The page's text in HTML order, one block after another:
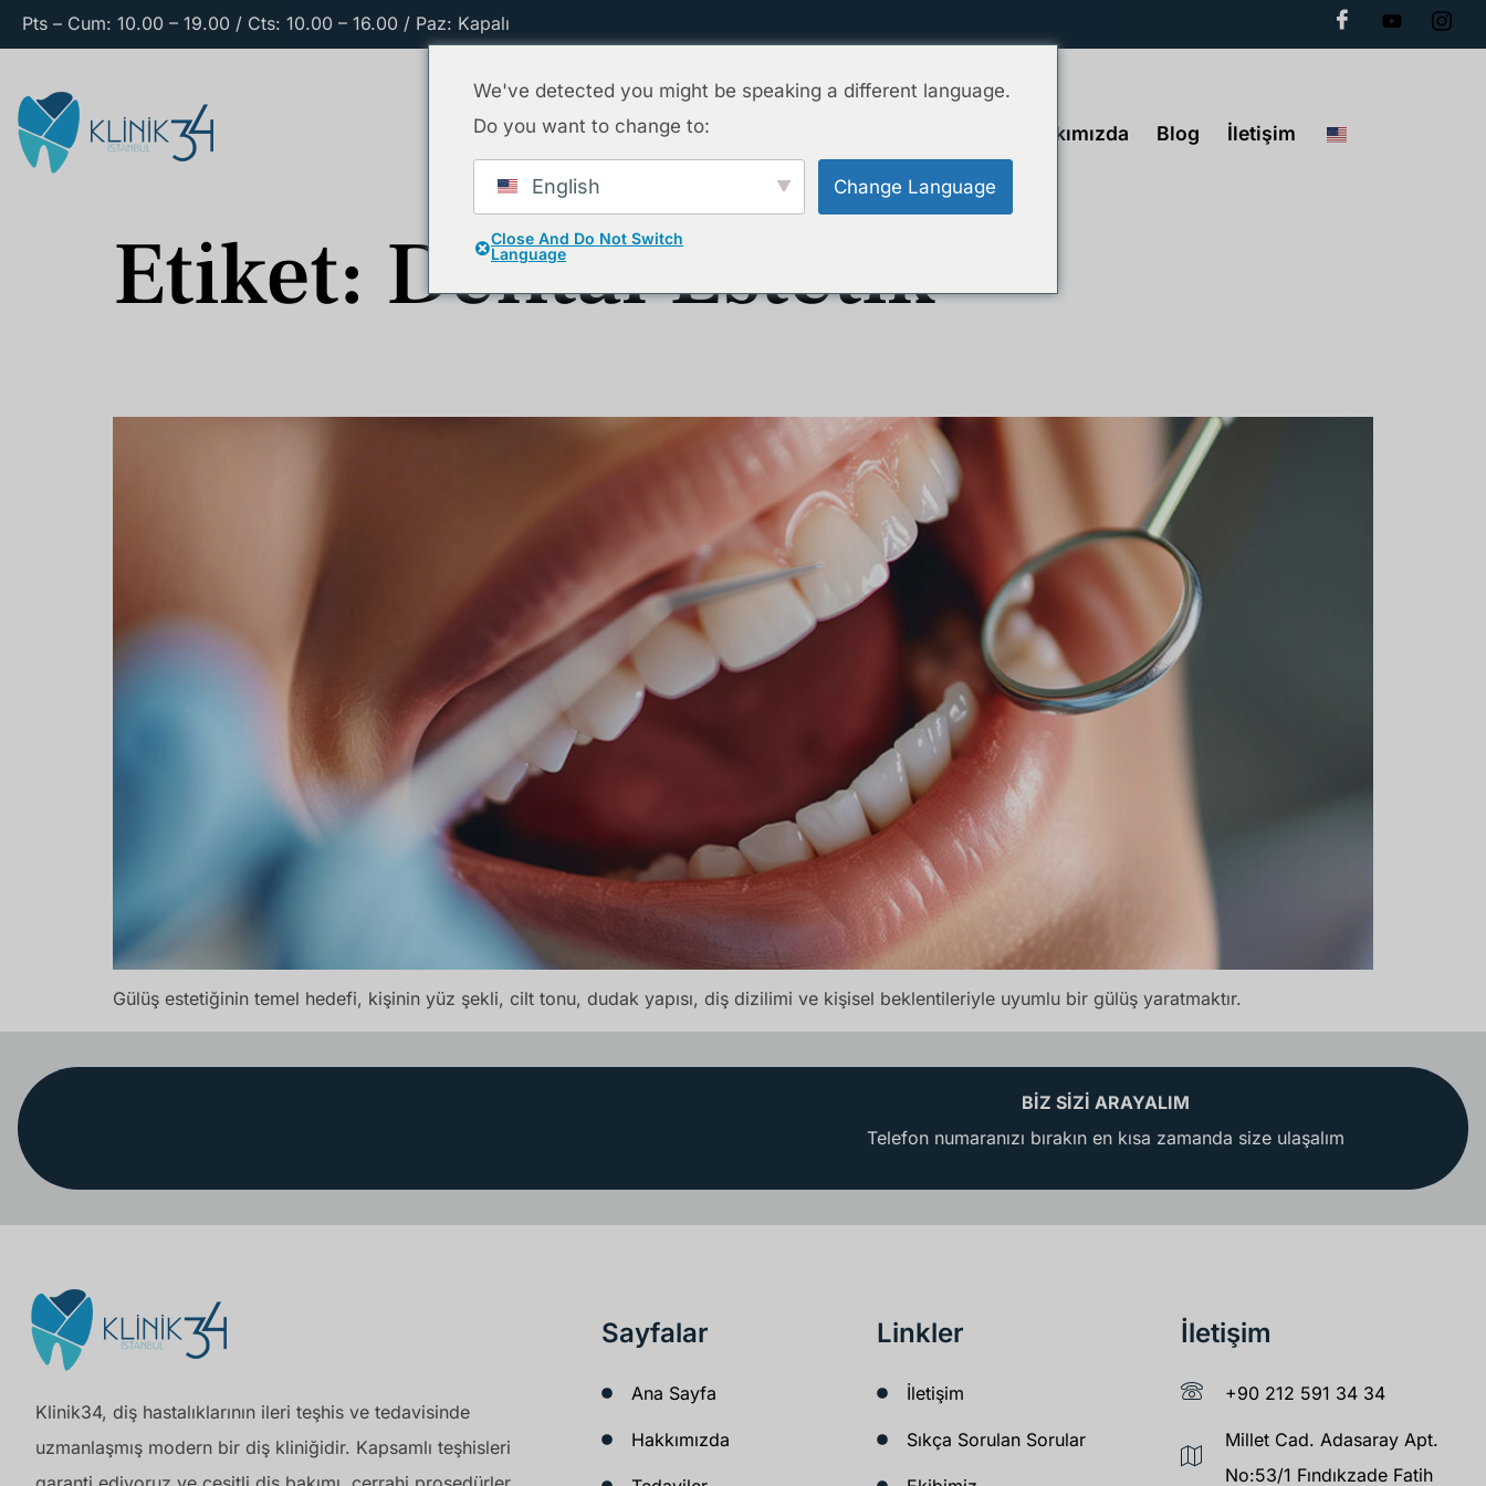
Pts – Cum: 10.00 – 19.00 / Cts: 10.00 – 16.00 / Paz: Kapalı
Ana Sayfa Hakkımızda Blog İletişim
Etiket: Dental Estetik
Gülüş estetiğinin temel hedefi, kişinin yüz şekli, cilt tonu, dudak yapısı, diş dizilimi ve kişisel beklentileriyle uyumlu bir gülüş yaratmaktır.
BİZ SİZİ ARAYALIM
Telefon numaranızı bırakın en kısa zamanda size ulaşalım
Klinik34, diş hastalıklarının ileri teşhis ve tedavisinde
uzmanlaşmış modern bir diş kliniğidir. Kapsamlı teşhisleri
Sayfalar
Ana Sayfa
Hakkımızda
Linkler
İletişim
Sıkça Sorulan Sorular
İletişim
+90 212 591 34 34
Millet Cad. Adasaray Apt.
No:53/1 Fındıkzade Fatih
We've detected you might be speaking a different language.
Do you want to change to:
English Change Language
Close And Do Not Switch
Language